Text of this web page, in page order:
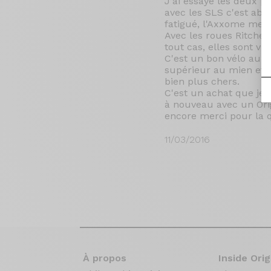
avec les SLS c'est
fatigué, l'Axxome me
Avec les roues
tout cas, elles sont
C'est un bon vélo au
supérieur au mien et
bien plus chers.
C'est un achat que je
à nouveau avec un
encore merci pour la
11/03/2016
À propos
Inside